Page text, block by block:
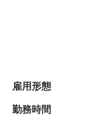
雇用形態
勤務時間